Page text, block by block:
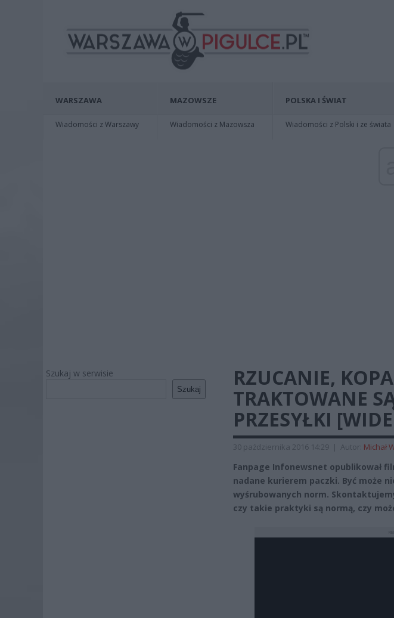
WARSZAWA
Wiadomości z Warszawy
MAZOWSZE
Wiadomości z Mazowsza
POLSKA I ŚWIAT
Wiadomości z Polski i ze świata
Szukaj w serwisie
Szukaj
RZUCANIE,
TRAKTOWANE
PRZESYŁKI
30 października 2016 14:29 | Autor: Michał
Fanpage Infonewsnet opublikował
nadane kurierem paczki. Być może
wyśrubowanych norm.
czy takie praktyki są normą, czy